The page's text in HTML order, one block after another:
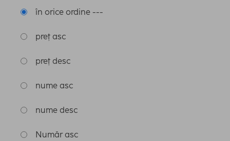
în orice ordine ---
preț asc
preț desc
nume asc
nume desc
Număr asc